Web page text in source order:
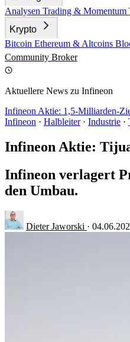
Analysen Trading & Momentum
Krypto
Bitcoin Ethereum & Altcoins
Community Broker
Aktuellere News zu Infineon
Infineon Aktie: 1,5-Milliarden-
Infineon · Halbleiter · Industrie ·
Infineon Aktie:
Infineon verlagert
den Umbau.
Dieter Jaworski ·